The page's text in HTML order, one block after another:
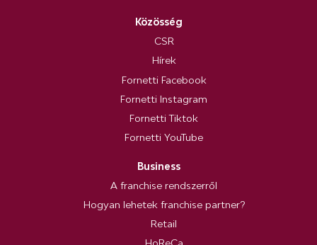
Közösség
CSR
Hírek
Fornetti Facebook
Fornetti Instagram
Fornetti Tiktok
Fornetti YouTube
Business
A franchise rendszerről
Hogyan lehetek franchise partner?
Retail